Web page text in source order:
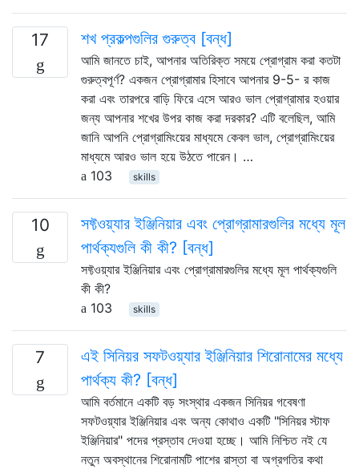
17 শখ প্রকল্পগুলির গুরুত্ব [বন্ধ]
আমি জানতে চাই, আপনার অতিরিক্ত সময়ে প্রোগ্রাম করা কতটা
গুরুত্বপূর্ণ? একজন প্রোগ্রামার হিসাবে আপনার 9-5- র কাজ
করা এবং তারপরে বাড়ি ফিরে এসে আরও ভাল প্রোগ্রামার হওয়ার
জন্য আপনার শখের উপর কাজ করা দরকার? এটি বলেছিল, আমি
জানি আপনি প্রোগ্রামিংয়ের মাধ্যমে কেবল ভাল, প্রোগ্রামিংয়ের
মাধ্যমে আরও ভাল হয়ে উঠতে পারেন। …
103
skills
10
সফ্টওয়্যার ইঞ্জিনিয়ার এবং প্রোগ্রামারগুলির মধ্যে মূল
পার্থক্যগুলি কী কী? [বন্ধ]
সফ্টওয়্যার ইঞ্জিনিয়ার এবং প্রোগ্রামারগুলির মধ্যে মূল পার্থক্যগুলি
কী কী?
103
skills
7
এই সিনিয়র সফটওয়্যার ইঞ্জিনিয়ার শিরোনামের মধ্যে
পার্থক্য কী? [বন্ধ]
আমি বর্তমানে একটি বড় সংস্থার একজন সিনিয়র গবেষণা
সফটওয়্যার ইঞ্জিনিয়ার এবং অন্য কোথাও একটি "সিনিয়র স্টাফ
ইঞ্জিনিয়ার" পদের প্রস্তাব দেওয়া হচ্ছে। আমি নিশ্চিত নই যে
নতুন অবস্থানের শিরোনামটি পাশের রাস্তা বা অগ্রগতির কথা